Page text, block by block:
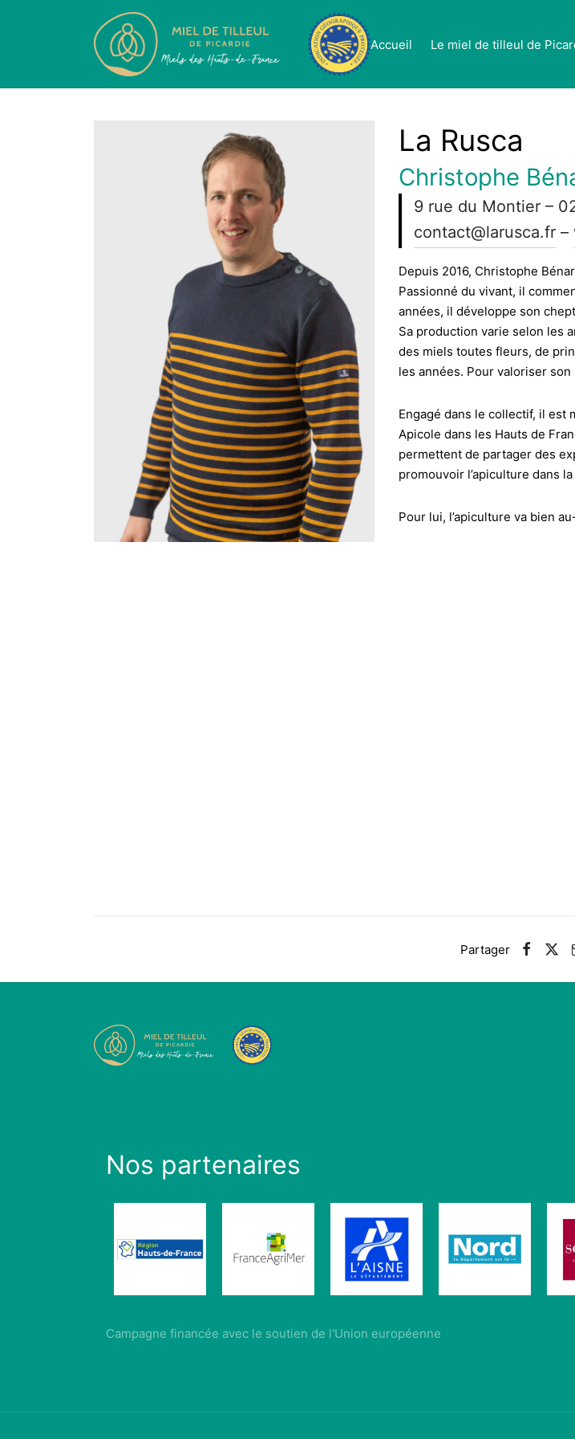
Accueil Le miel de tilleul de
La Rusca
Christophe
9 rue du Montier –
contact@larusca.fr –
Depuis 2016, Christophe
Passionné du vivant, il
années, il développe son
Sa production varie selon les
des miels toutes fleurs, de
les années. Pour valoriser
Engagé dans le collectif, il est
Apicole dans les Hauts de
permettent de partager des
promouvoir l’apiculture dans
Pour lui, l’apiculture va bien
Partager
Nos partenaires
Campagne financée avec le soutien de l'Union européenne